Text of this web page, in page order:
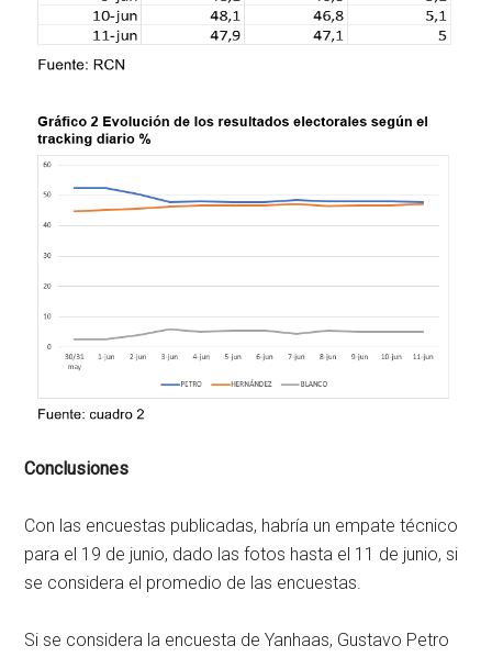
Conclusiones
Con las encuestas publicadas, habría un empate técnico
para el 19 de junio, dado las fotos hasta el 11 de junio, si
se considera el promedio de las encuestas.
Si se considera la encuesta de Yanhaas, Gustavo Petro